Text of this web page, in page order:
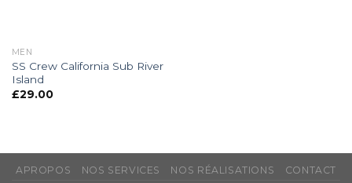
MEN
SS Crew California Sub River
Island
£29.00
APROPOS NOS SERVICES NOS RÉALISATIONS CONTACT